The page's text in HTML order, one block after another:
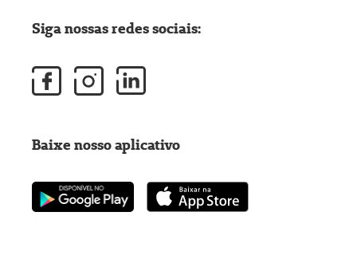
Siga nossas redes sociais:
Baixe nosso aplicativo